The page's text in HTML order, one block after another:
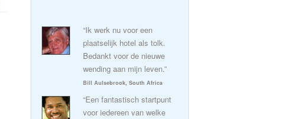
“Ik werk nu voor een
plaatselijk hotel als tolk.
Bedankt voor de nieuwe
wending aan mijn leven.”
Bill Aulsebrook, South Africa
“Een fantastisch startpunt
voor iedereen van welke